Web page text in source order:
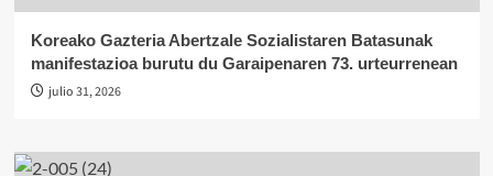
Koreako Gazteria Abertzale Sozialistaren Batasunak
manifestazioa burutu du Garaipenaren 73. urteurrenean
julio 31, 2026